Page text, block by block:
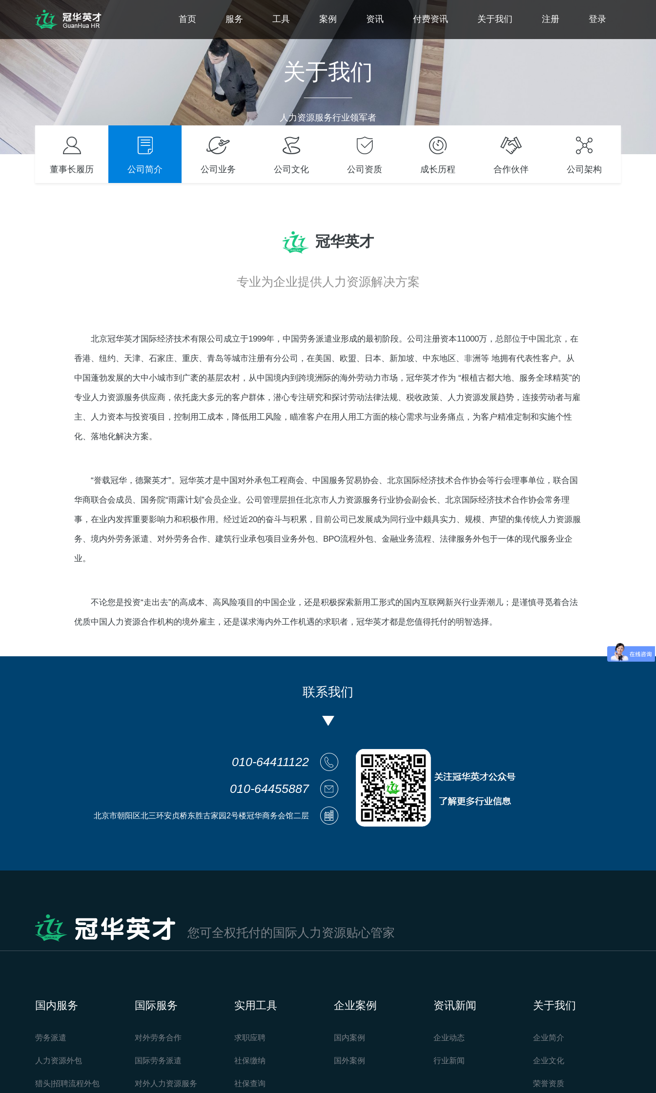
首页 服务 工具 案例 资讯 付费资讯 关于我们 注册 登录
关于我们
人力资源服务行业领军者
董事长履历 公司简介 公司业务 公司文化 公司资质 成长历程 合作伙伴 公司架构
冠华英才
专业为企业提供人力资源解决方案
北京冠华英才国际经济技术有限公司成立于1999年，中国劳务派遣业形成的最初阶段。公司注册资本11000万，总部位于中国北京，在
香港、纽约、天津、石家庄、重庆、青岛等城市注册有分公司，在美国、欧盟、日本、新加坡、中东地区、非洲等 地拥有代表性客户。从
中国蓬勃发展的大中小城市到广袤的基层农村，从中国境内到跨境洲际的海外劳动力市场，冠华英才作为 “根植古都大地、服务全球精英”的
专业人力资源服务供应商，依托庞大多元的客户群体，潜心专注研究和探讨劳动法律法规、税收政策、人力资源发展趋势，连接劳动者与雇
主、人力资本与投资项目，控制用工成本，降低用工风险，瞄准客户在用人用工方面的核心需求与业务痛点，为客户精准定制和实施个性
化、落地化解决方案。
“誉载冠华，德聚英才”。冠华英才是中国对外承包工程商会、中国服务贸易协会、北京国际经济技术合作协会等行会理事单位，联合国
华商联合会成员、国务院“雨露计划”会员企业。公司管理层担任北京市人力资源服务行业协会副会长、北京国际经济技术合作协会常务理
事，在业内发挥重要影响力和积极作用。经过近20的奋斗与积累，目前公司已发展成为同行业中颇具实力、规模、声望的集传统人力资源服
务、境内外劳务派遣、对外劳务合作、建筑行业承包项目业务外包、BPO流程外包、金融业务流程、法律服务外包于一体的现代服务业企
业。
不论您是投资“走出去”的高成本、高风险项目的中国企业，还是积极探索新用工形式的国内互联网新兴行业弄潮儿；是谨慎寻觅着合法
优质中国人力资源合作机构的境外雇主，还是谋求海内外工作机遇的求职者，冠华英才都是您值得托付的明智选择。
联系我们
010-64411122
010-64455887
北京市朝阳区北三环安贞桥东胜古家园2号楼冠华商务会馆二层
您可全权托付的国际人力资源贴心管家
国内服务
劳务派遣
人力资源外包
猎头|招聘流程外包
国际服务
对外劳务合作
国际劳务派遣
对外人力资源服务
实用工具
求职应聘
社保缴纳
社保查询
企业案例
国内案例
国外案例
资讯新闻
企业动态
行业新闻
关于我们
企业简介
企业文化
荣誉资质